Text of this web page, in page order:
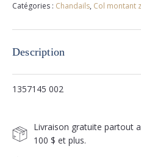
Catégories : Chandails, Col montant
Description
1357145 002
Livraison gratuite partout
100 $ et plus.